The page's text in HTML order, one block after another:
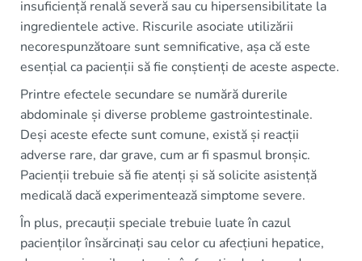
insuficiență renală severă sau cu hipersensibilitate la
ingredientele active. Riscurile asociate utilizării
necorespunzătoare sunt semnificative, așa că este
esențial ca pacienții să fie conștienți de aceste aspecte.
Printre efectele secundare se numără durerile
abdominale și diverse probleme gastrointestinale.
Deși aceste efecte sunt comune, există și reacții
adverse rare, dar grave, cum ar fi spasmul bronșic.
Pacienții trebuie să fie atenți și să solicite asistență
medicală dacă experimentează simptome severe.
În plus, precauții speciale trebuie luate în cazul
pacienților însărcinați sau celor cu afecțiuni hepatice,